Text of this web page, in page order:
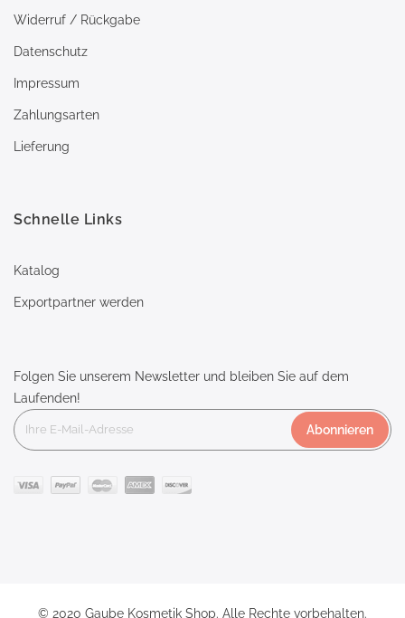
Widerruf / Rückgabe
Datenschutz
Impressum
Zahlungsarten
Lieferung
Schnelle Links
Katalog
Exportpartner werden
Folgen Sie unserem Newsletter und bleiben Sie auf dem
Laufenden!
Abonnieren
© 2020 Gaube Kosmetik Shop. Alle Rechte vorbehalten.